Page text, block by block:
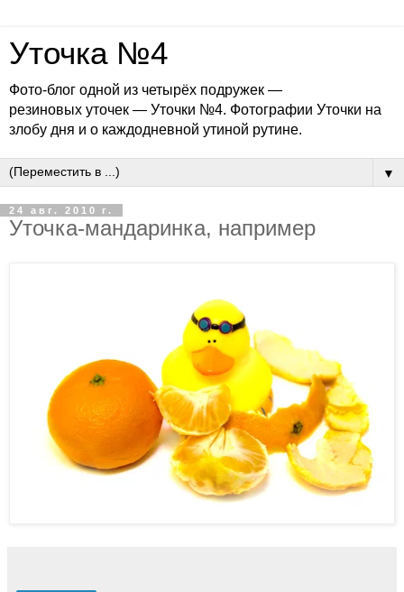
Уточка №4
Фото-блог одной из четырёх подружек —
резиновых уточек — Уточки №4. Фотографии Уточки на
злобу дня и о каждодневной утиной рутине.
▼
24 авг. 2010 г.
Уточка-мандаринка, например